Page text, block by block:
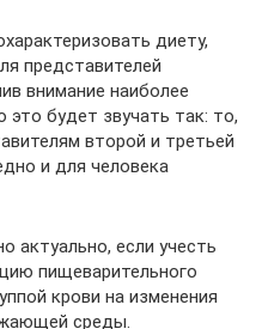
диету,
представителей
внимание наиболее
это будет звучать так: то,
второй и третьей
и для человека
актуально, если учесть
пищеварительного
крови на изменения
среды.